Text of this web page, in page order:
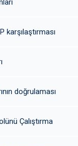
karşılaştırması
doğrulaması
Çalıştırma